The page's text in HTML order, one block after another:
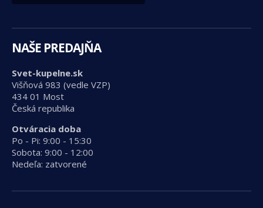
NAŠE PREDAJŇA
Svet-kupelne.sk
Višňová 983 (vedle VZP)
434 01 Most
Česká republika
Otváracia doba
Po - Pi: 9:00 - 15:30
Sobota: 9:00 - 12:00
Nedeľa: zatvorené